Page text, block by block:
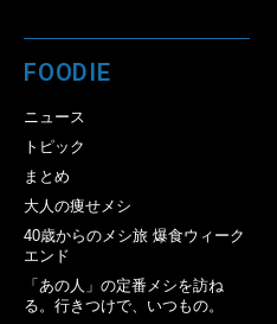
FOODIE
ニュース
トピック
まとめ
大人の痩せメシ
40歳からのメシ旅 爆食ウィーク
エンド
「あの人」の定番メシを訪ね
る。行きつけで、いつもの。